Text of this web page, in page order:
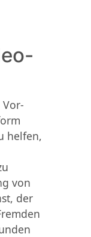
helfen,
von
der